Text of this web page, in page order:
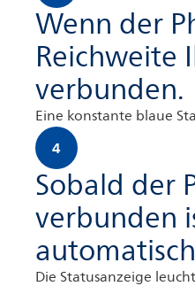
Wenn der
Reichweite
verbunden.
Eine konstante blaue
4
Sobald der
verbunden
Die Statusanzeige